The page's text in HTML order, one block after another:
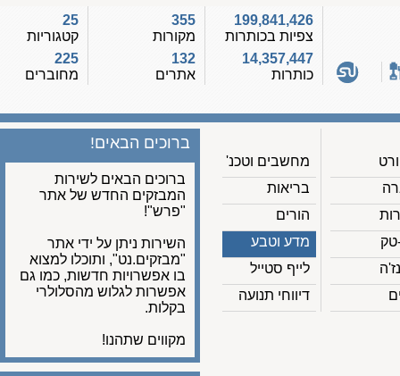
199,841,426
צפיות בכותרות
14,357,447
כותרות
355
מקורות
132
אתרים
קטגוריות
225
מחוברים
מחשבים וטכנ'
בריאות
הורים
מדע וטבע
לייף סטייל
דיווחי תנועה
ברוכים הבאים!
ברוכים הבאים לשירות
המבזקים החדש של אתר
"פרש"!
השירות ניתן על ידי אתר
"מבזקים.נט", ותוכלו למצוא
בו אפשרויות חדשות, כמו גם
אפשרות לגלוש מהסלולרי
בקלות.
מקווים שתהנו!